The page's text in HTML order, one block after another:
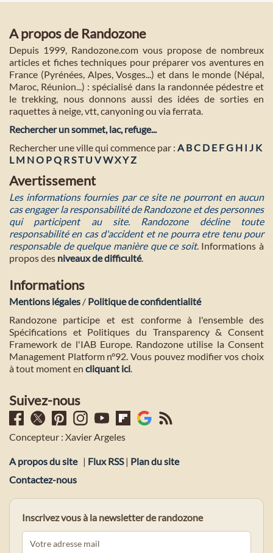
A propos de Randozone
Depuis 1999, Randozone.com vous propose de nombreux
articles et fiches techniques pour préparer vos aventures en
France (Pyrénées, Alpes, Vosges...) et dans le monde (Népal,
Maroc, Réunion...) : spécialisé dans la randonnée pédestre et
le trekking, nous donnons aussi des idées de sorties en
raquettes à neige, vtt, canyoning ou via ferrata.
Rechercher un sommet, lac, refuge...
Rechercher une ville qui commence par : A BC D E FG H I J K
L M NO PQ RST U VWXYZ
Avertissement
Les informations fournies par ce site ne pourront en aucun
cas engager la responsabilité de Randozone et des personnes
qui participent au site. Randozone décline toute
responsabilité en cas d'accident et ne pourra etre tenu pour
responsable de quelque manière que ce soit. Informations à
propos des niveaux de difficulté.
Informations
Mentions légales / Politique de confidentialité
Randozone participe et est conforme à l'ensemble des
Spécifications et Politiques du Transparency & Consent
Framework de l'IAB Europe. Randozone utilise la Consent
Management Platform n°92. Vous pouvez modifier vos choix
à tout moment en cliquant ici.
Suivez-nous
Concepteur : Xavier Argeles
A propos du site | Flux RSS| Plan du site
Contactez-nous
Inscrivez vous à la newsletter de randozone